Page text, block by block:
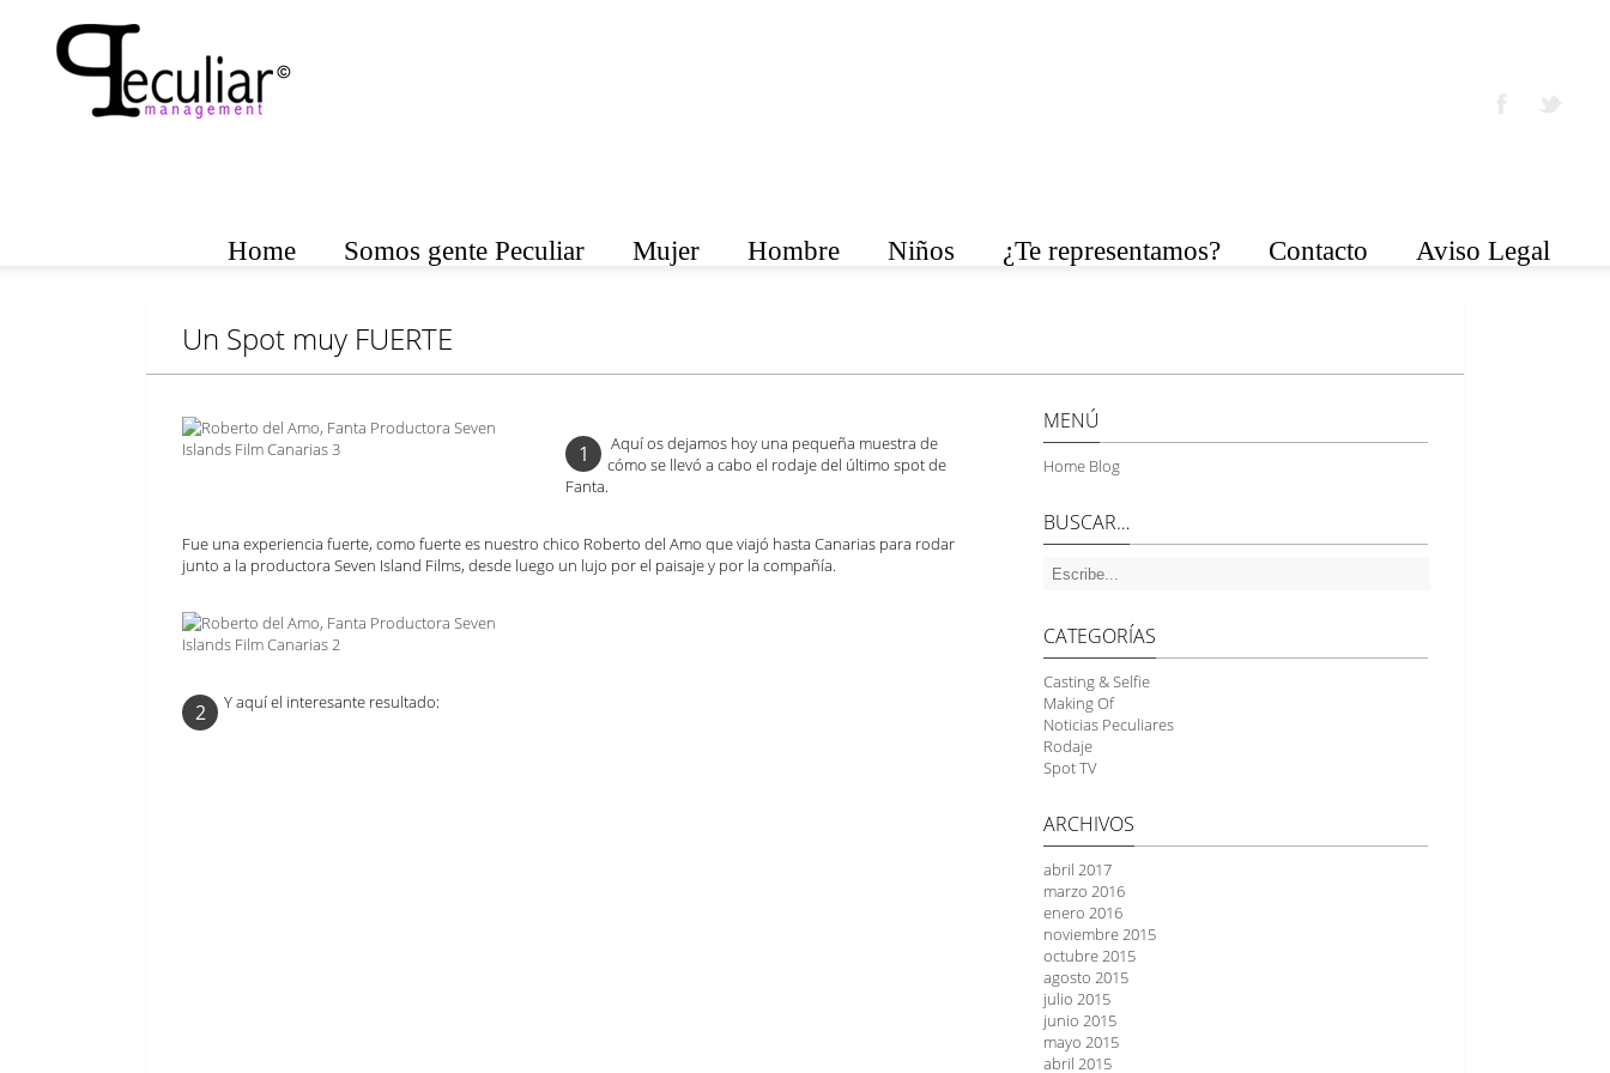
Home Somos gente Peculiar Mujer Hombre Niños ¿Te representamos? Contacto Aviso Legal
Un Spot muy FUERTE
1
Aquí os dejamos hoy una pequeña muestra de
cómo se llevó a cabo el rodaje del último spot de
Fanta.
Fue una experiencia fuerte, como fuerte es nuestro chico Roberto del Amo que viajó hasta Canarias para rodar
junto a la productora Seven Island Films, desde luego un lujo por el paisaje y por la compañía.
2 Y aquí el interesante resultado:
MENÚ
Home Blog
BUSCAR…
CATEGORÍAS
Casting & Selfie
Making Of
Noticias Peculiares
Rodaje
Spot TV
ARCHIVOS
abril 2017
marzo 2016
enero 2016
noviembre 2015
octubre 2015
agosto 2015
julio 2015
junio 2015
mayo 2015
abril 2015